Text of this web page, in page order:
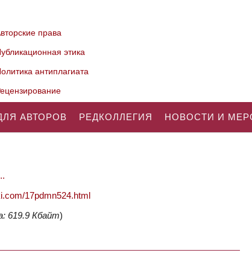
права
этика
антиплагиата
АВТОРОВ РЕДКОЛЛЕГИЯ НОВОСТИ И
17pdmn524.html
619.9 Кбайт)